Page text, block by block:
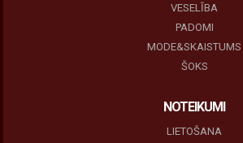
VESELĪBA
PADOMI
MODE&SKAISTUMS
ŠOKS
NOTEIKUMI
LIETOŠANA